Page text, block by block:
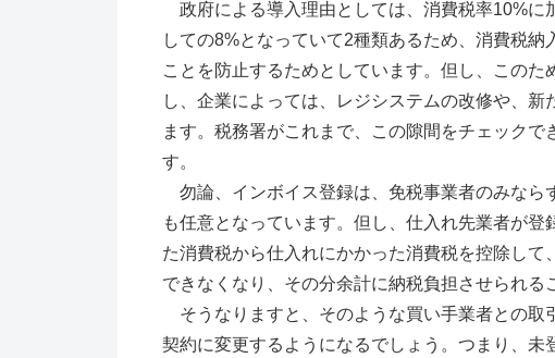
政府による導入理由としては、消費税率10%に
しての8%となっていて2種類あるため、消費税
ことを防止するためとしています。但し、この
し、企業によっては、レジシステムの改修や、新
ます。税務署がこれまで、この隙間をチェック
す。
勿論、インボイス登録は、免税事業者のみなら
も任意となっています。但し、仕入れ先業者が
た消費税から仕入れにかかった消費税を控除し
できなくなり、その分余計に納税負担させられる
そうなりますと、そのような買い手業者との取
契約に変更するようになるでしょう。つまり、未